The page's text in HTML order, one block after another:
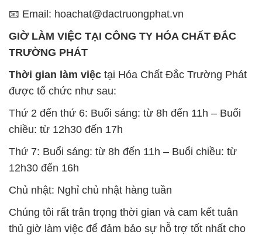
📧 Email: hoachat@dactruongphat.vn
GIỜ LÀM VIỆC TẠI CÔNG TY HÓA CHẤT ĐẮC
TRƯỜNG PHÁT
Thời gian làm việc tại Hóa Chất Đắc Trường Phát
được tổ chức như sau:
Thứ 2 đến thứ 6: Buổi sáng: từ 8h đến 11h – Buổi
chiều: từ 12h30 đến 17h
Thứ 7: Buổi sáng: từ 8h đến 11h – Buổi chiều: từ
12h30 đến 16h
Chủ nhật: Nghỉ chủ nhật hàng tuần
Chúng tôi rất trân trọng thời gian và cam kết tuân
thủ giờ làm việc để đảm bảo sự hỗ trợ tốt nhất cho